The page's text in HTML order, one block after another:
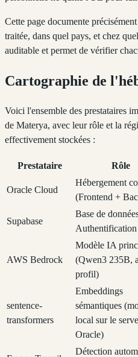
Cette page documente
traitée, dans quel pays, et chez
auditable et permet de vérifier
Cartographie de
Voici l'ensemble des prestataires
de Materya, avec leur rôle et la
effectivement stockées :
Prestataire Rôle
Oracle Cloud
Hébergement
(Frontend +
Supabase
Base de
Authentification
AWS Bedrock
Modèle IA
(Qwen3 235B,
profil)
sentence-
transformers
Embeddings
sémantiques
local sur le
Oracle)
Détection